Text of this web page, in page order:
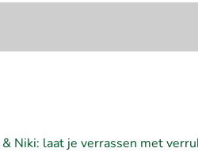
Niki: laat je verrassen met